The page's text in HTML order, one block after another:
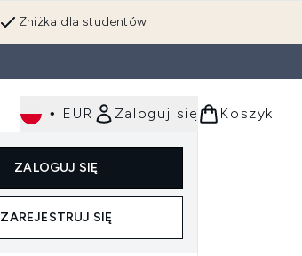
Zniżka dla studentów
• EUR Zaloguj się
ZALOGUJ SIĘ
ZAREJESTRUJ SIĘ
Koszyk
Wejdź do podmenu (Włosy) Wejdź do podmenu (Narzędzia)
Dla mężczyzn